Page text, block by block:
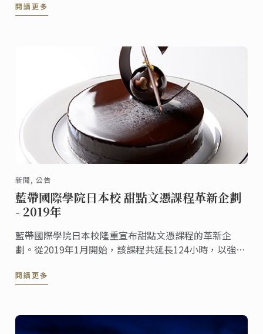
對於在本月舉行了他們人生首次一日快閃餐廳活動的料
閱讀更多
新聞, 公告
藍帶國際學院日本校 甜點文憑課程革新企劃
- 2019年
藍帶國際學院日本校隆重宣布甜點文憑課程的革新企
劃。從2019年1月開始，該課程共延長124小時，以強化
閱讀更多